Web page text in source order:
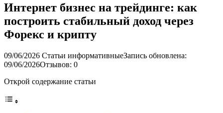
Интернет бизнес на трейдинге: как
построить стабильный доход через
Форекс и крипту
09/06/2026 Статьи информативныеЗапись обновлена:
09/06/2026Отзывов: 0
Открой содержание статьи